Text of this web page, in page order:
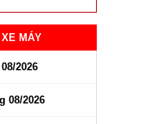
XE MÁY
2026
08/2026